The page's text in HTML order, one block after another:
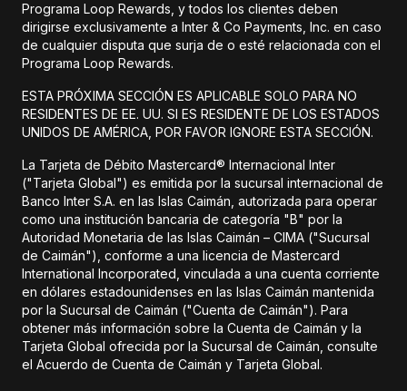
Programa Loop Rewards, y todos los clientes deben
dirigirse exclusivamente a Inter & Co Payments, Inc. en caso
de cualquier disputa que surja de o esté relacionada con el
Programa Loop Rewards.
ESTA PRÓXIMA SECCIÓN ES APLICABLE SOLO PARA NO
RESIDENTES DE EE. UU. SI ES RESIDENTE DE LOS ESTADOS
UNIDOS DE AMÉRICA, POR FAVOR IGNORE ESTA SECCIÓN.
La Tarjeta de Débito Mastercard® Internacional Inter
("Tarjeta Global") es emitida por la sucursal internacional de
Banco Inter S.A. en las Islas Caimán, autorizada para operar
como una institución bancaria de categoría "B" por la
Autoridad Monetaria de las Islas Caimán – CIMA ("Sucursal
de Caimán"), conforme a una licencia de Mastercard
International Incorporated, vinculada a una cuenta corriente
en dólares estadounidenses en las Islas Caimán mantenida
por la Sucursal de Caimán ("Cuenta de Caimán"). Para
obtener más información sobre la Cuenta de Caimán y la
Tarjeta Global ofrecida por la Sucursal de Caimán, consulte
el Acuerdo de Cuenta de Caimán y Tarjeta Global.